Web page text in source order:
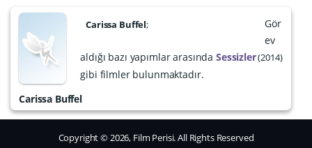
Carissa Buffel;
Gör
ev
aldığı bazı yapımlar arasında Sessizler 2014
gibi filmler bulunmaktadır.
Carissa Buffel
Copyright © 2026, Film Perisi. All Rights Reserved